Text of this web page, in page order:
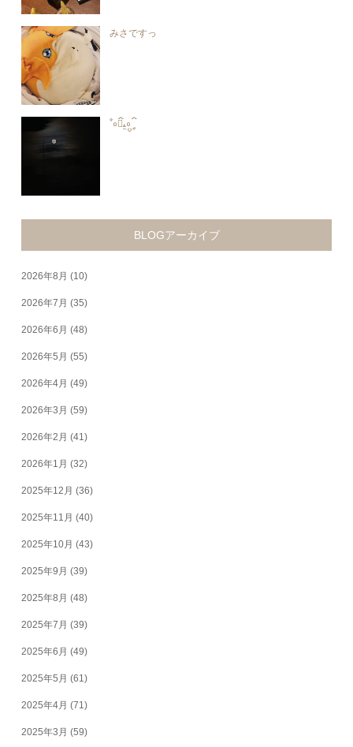
みさですっ
‎ꧦ᭜꛰ﯩᩝ︪᭜꛰ީᩝ
BLOGアーカイブ
2026年8月 (10)
2026年7月 (35)
2026年6月 (48)
2026年5月 (55)
2026年4月 (49)
2026年3月 (59)
2026年2月 (41)
2026年1月 (32)
2025年12月 (36)
2025年11月 (40)
2025年10月 (43)
2025年9月 (39)
2025年8月 (48)
2025年7月 (39)
2025年6月 (49)
2025年5月 (61)
2025年4月 (71)
2025年3月 (59)